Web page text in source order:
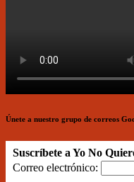
Únete a nuestro grupo de correos
Suscríbete a Yo No
Correo electrónico: